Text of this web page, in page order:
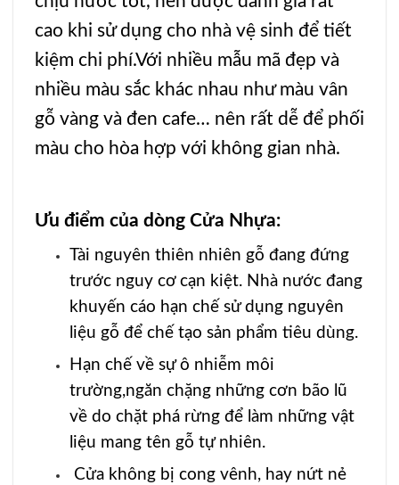
cao khi sử dụng cho nhà vệ sinh để tiết
kiệm chi phí.Với nhiều mẫu mã đẹp và
nhiều màu sắc khác nhau như màu vân
gỗ vàng và đen cafe… nên rất dễ để phối
màu cho hòa hợp với không gian nhà.
Ưu điểm của dòng Cửa Nhựa:
Tài nguyên thiên nhiên gỗ đang đứng
trước nguy cơ cạn kiệt. Nhà nước đang
khuyến cáo hạn chế sử dụng nguyên
liệu gỗ để chế tạo sản phẩm tiêu dùng.
Hạn chế về sự ô nhiễm môi
trường,ngăn chặng những cơn bão lũ
về do chặt phá rừng để làm những vật
liệu mang tên gỗ tự nhiên.
Cửa không bị cong vênh, hay nứt nẻ